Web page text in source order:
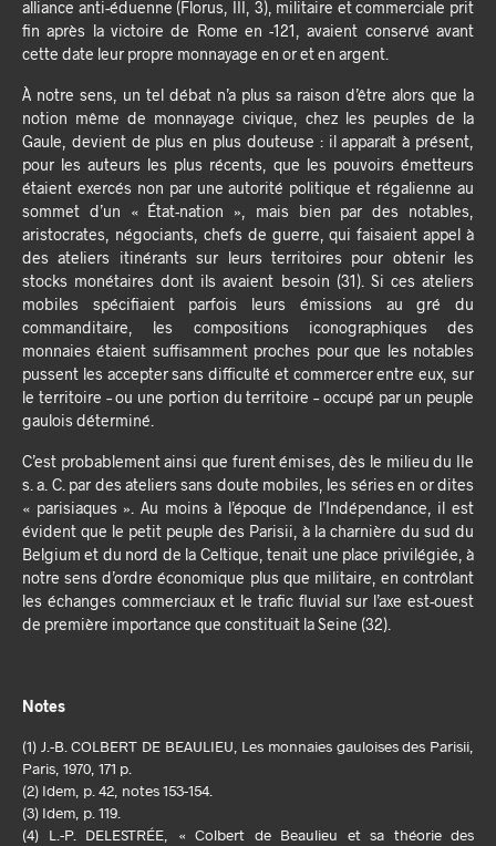
alliance anti-éduenne (Florus, III, 3), militaire et commerciale prit
fin après la victoire de Rome en -121, avaient conservé avant
cette date leur propre monnayage en or et en argent.
À notre sens, un tel débat n’a plus sa raison d’être alors que la
notion même de monnayage civique, chez les peuples de la
Gaule, devient de plus en plus douteuse : il apparaît à présent,
pour les auteurs les plus récents, que les pouvoirs émetteurs
étaient exercés non par une autorité politique et régalienne au
sommet d’un « État-nation », mais bien par des notables,
aristocrates, négociants, chefs de guerre, qui faisaient appel à
des ateliers itinérants sur leurs territoires pour obtenir les
stocks monétaires dont ils avaient besoin (31). Si ces ateliers
mobiles spécifiaient parfois leurs émissions au gré du
commanditaire, les compositions iconographiques des
monnaies étaient suffisamment proches pour que les notables
pussent les accepter sans difficulté et commercer entre eux, sur
le territoire – ou une portion du territoire – occupé par un peuple
gaulois déterminé.
C’est probablement ainsi que furent émises, dès le milieu du IIe
s. a. C. par des ateliers sans doute mobiles, les séries en or dites
« parisiaques ». Au moins à l’époque de l’Indépendance, il est
évident que le petit peuple des Parisii, à la charnière du sud du
Belgium et du nord de la Celtique, tenait une place privilégiée, à
notre sens d’ordre économique plus que militaire, en contrôlant
les échanges commerciaux et le trafic fluvial sur l’axe est-ouest
de première importance que constituait la Seine (32).
Notes
(1) J.-B. COLBERT DE BEAULIEU, Les monnaies gauloises des Parisii,
Paris, 1970, 171 p.
(2) Idem, p. 42, notes 153-154.
(3) Idem, p. 119.
(4) L.-P. DELESTRÉE, « Colbert de Beaulieu et sa théorie des